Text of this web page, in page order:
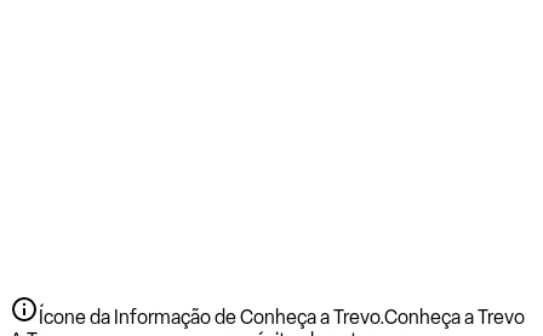
Ícone da Informação de Conheça a Trevo.Conheça a Trevo